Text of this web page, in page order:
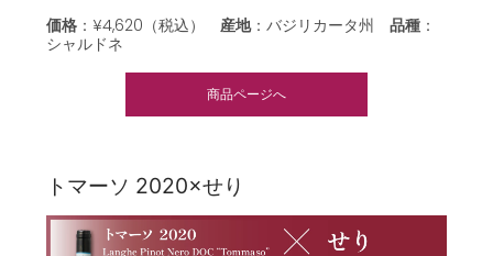
価格 ：¥4,620（税込）産地：バジリカータ州品種 ：
シャルドネ
商品ページへ
トマーソ 2020×せり